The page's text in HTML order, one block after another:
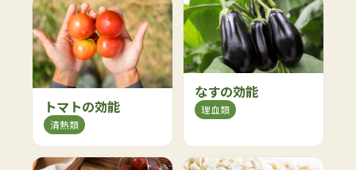
トマトの効能
清熱類
なすの効能
理血類